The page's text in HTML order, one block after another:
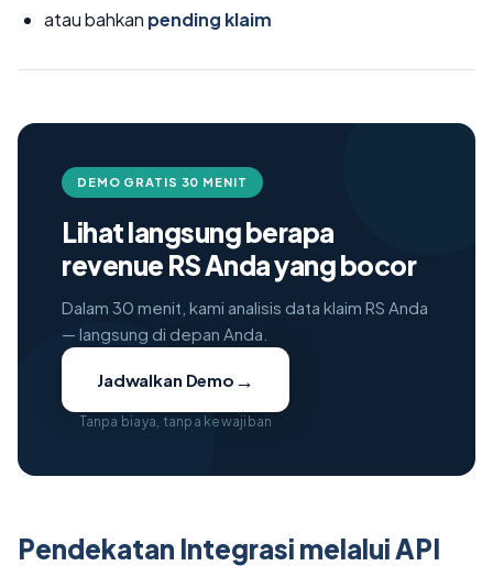
atau bahkan pending klaim
DEMO GRATIS 30 MENIT
Lihat langsung berapa
revenue RS Anda yang bocor
Dalam 30 menit, kami analisis data klaim RS Anda
— langsung di depan Anda.
Jadwalkan Demo →
Tanpa biaya, tanpa kewajiban
Pendekatan Integrasi melalui API